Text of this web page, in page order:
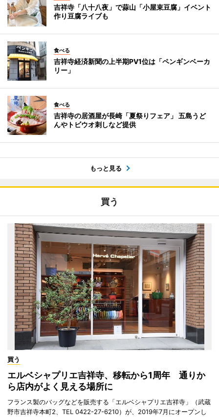
吉祥寺「八十八夜」で蒜山「小屋束豆腐」イベント
作り豆腐ライブも
食べる
吉祥寺経済新聞の上半期PV1位は「ペンギンベーカ
リー」
食べる
吉祥寺の居酒屋が長崎「夏祭りフェア」 五島うど
んやトビウオ刺しなど提供
もっと見る
買う
買う
エルベシャプリエ吉祥寺、移転から1周年 通りか
ら店内がよく見える場所に
フランス製のバッグなどを販売する「エルベシャプリエ吉祥寺」（武蔵
野市吉祥寺本町2、TEL 0422-27-6210）が、2019年7月にオープンし